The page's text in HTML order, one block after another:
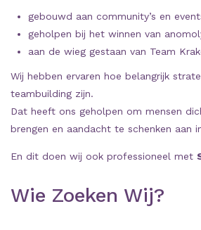
gebouwd aan community’s en
geholpen bij het winnen van
aan de wieg gestaan van Team
Wij hebben ervaren hoe belangrijk
teambuilding zijn.
Dat heeft ons geholpen om mensen
brengen en aandacht te schenken aan
En dit doen wij ook professioneel met
Wie Zoeken Wij?